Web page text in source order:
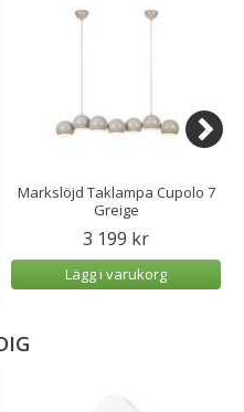
Markslöjd Taklampa Cupolo 7
Greige
3 199 kr
Lägg i varukorg